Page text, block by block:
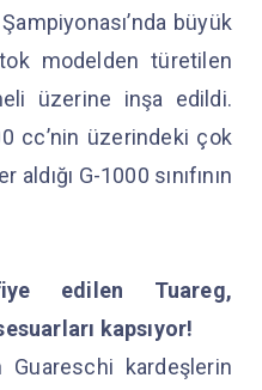
büyük
modelden türetilen
üzerine inşa edildi.
cc’nin üzerindeki çok
G-1000 sınıfının
edilen Tuareg,
kapsıyor!
Guareschi kardeşlerin